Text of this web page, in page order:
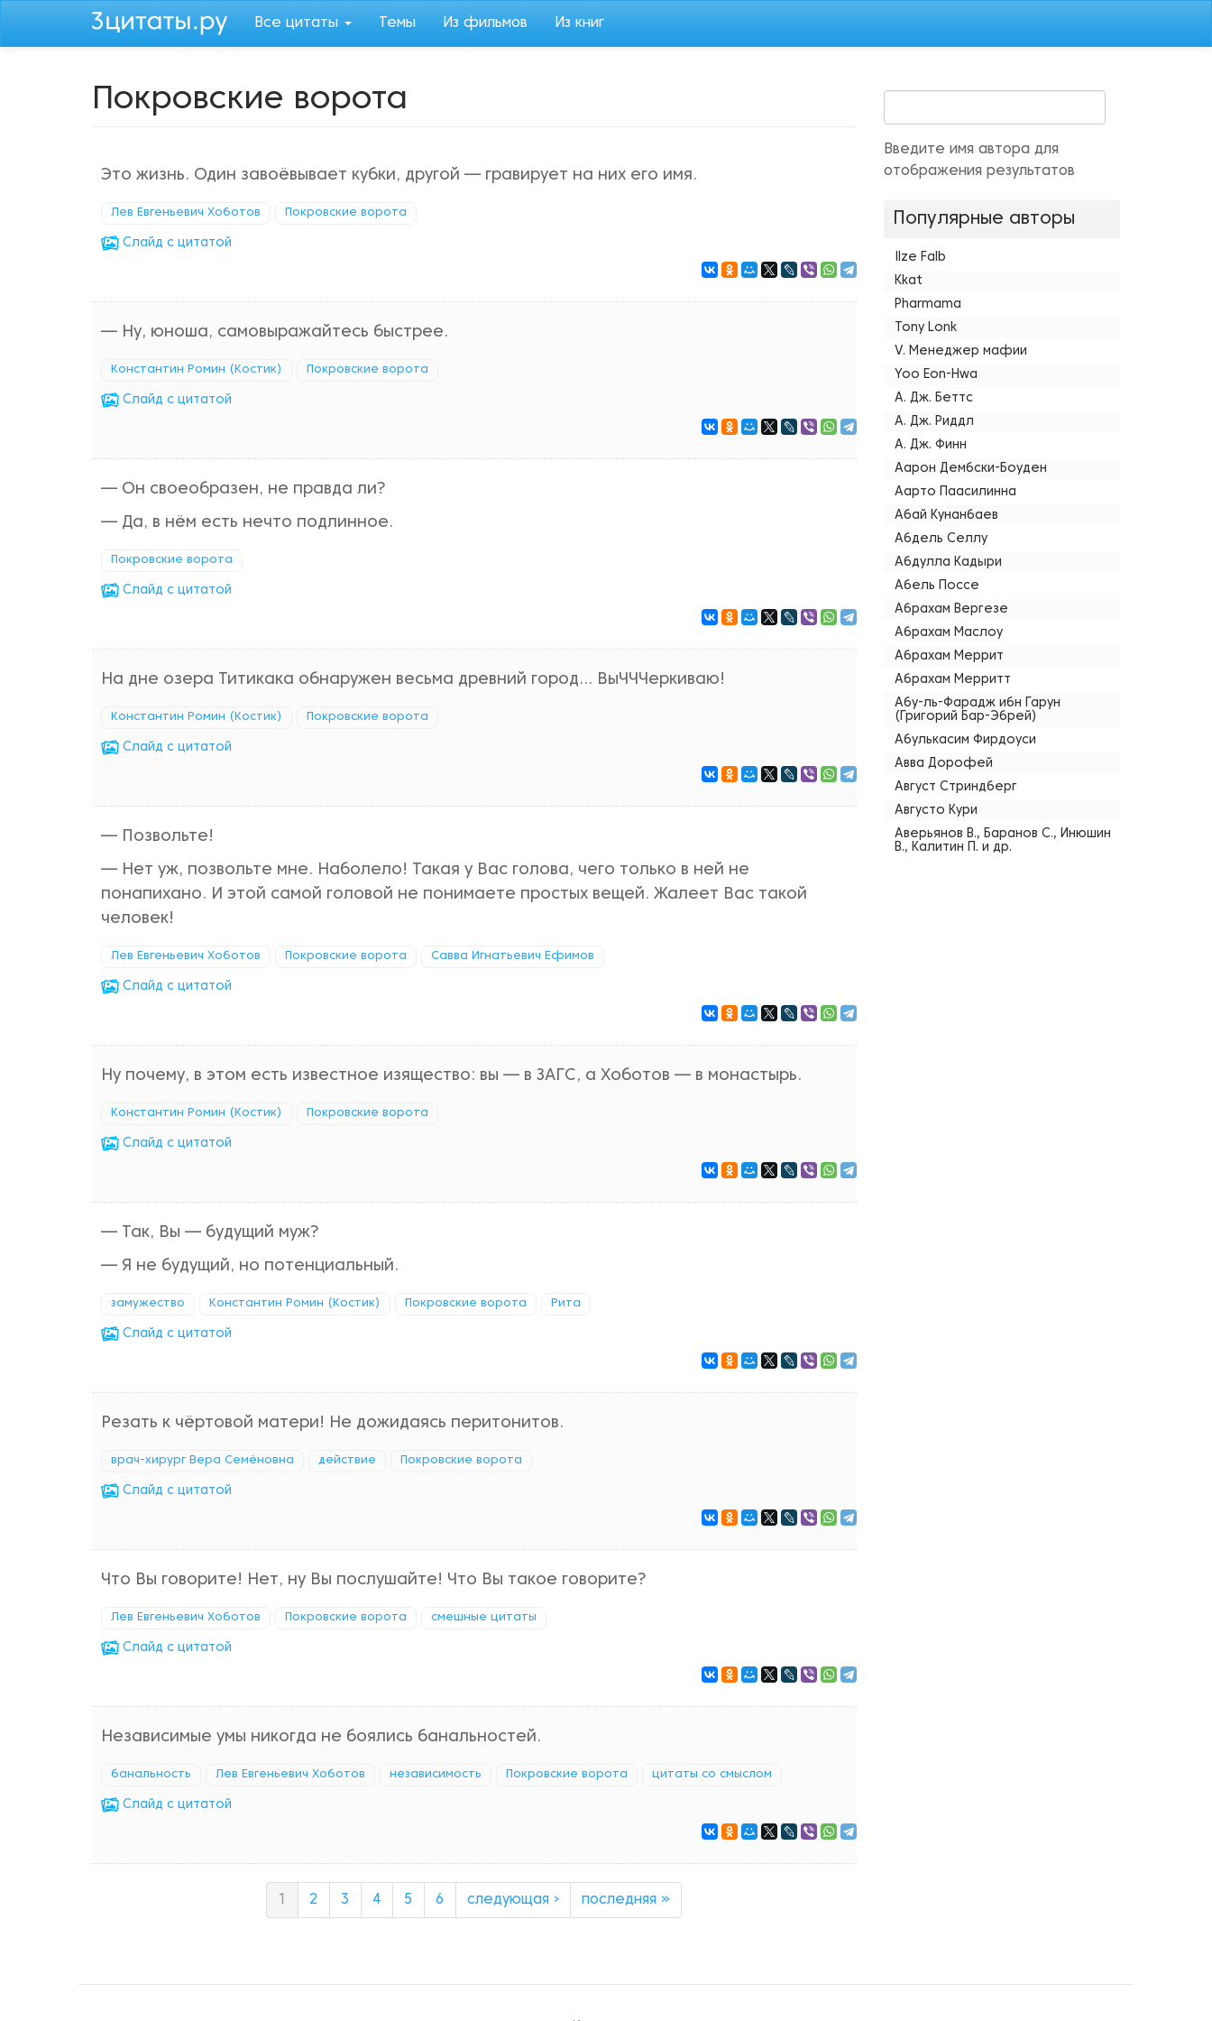
Все цитаты Темы Из фильмов Из книг
Покровские ворота
Это жизнь. Один завоёвывает кубки, другой — гравирует на них его имя.
Лев Евгеньевич Хоботов Покровские ворота
Cлайд с цитатой
— Ну, юноша, самовыражайтесь быстрее.
Константин Ромин (Костик) Покровские ворота
Cлайд с цитатой
— Он своеобразен, не правда ли?
— Да, в нём есть нечто подлинное.
Покровские ворота
Cлайд с цитатой
На дне озера Титикака обнаружен весьма древний город... ВыЧЧЧеркиваю!
Константин Ромин (Костик) Покровские ворота
Cлайд с цитатой
— Позвольте!
— Нет уж, позвольте мне. Наболело! Такая у Вас голова, чего только в ней не
понапихано. И этой самой головой не понимаете простых вещей. Жалеет Вас такой
человек!
Лев Евгеньевич Хоботов Покровские ворота Савва Игнатьевич Ефимов
Cлайд с цитатой
Ну почему, в этом есть известное изящество: вы — в ЗАГС, а Хоботов — в монастырь.
Константин Ромин (Костик) Покровские ворота
Cлайд с цитатой
— Так, Вы — будущий муж?
— Я не будущий, но потенциальный.
замужество Константин Ромин (Костик) Покровские ворота Рита
Cлайд с цитатой
Резать к чёртовой матери! Не дожидаясь перитонитов.
врач-хирург Вера Семёновна действие Покровские ворота
Cлайд с цитатой
Что Вы говорите! Нет, ну Вы послушайте! Что Вы такое говорите?
Лев Евгеньевич Хоботов Покровские ворота смешные цитаты
Cлайд с цитатой
Независимые умы никогда не боялись банальностей.
банальность Лев Евгеньевич Хоботов независимость Покровские ворота цитаты со смыслом
Cлайд с цитатой
2 3 4 5 6 следующая › последняя »
Введите имя автора для
отображения результатов
Популярные авторы
Ilze Falb
Kkat
Pharmama
Tony Lonk
V. Менеджер мафии
Yoo Eon-Hwa
А. Дж. Беттс
А. Дж. Риддл
А. Дж. Финн
Аарон Дембски-Боуден
Аарто Паасилинна
Абай Кунанбаев
Абдель Селлу
Абдулла Кадыри
Абель Поссе
Абрахам Вергезе
Абрахам Маслоу
Абрахам Меррит
Абрахам Мерритт
Абу-ль-Фарадж ибн Гарун
(Григорий Бар-Эбрей)
Абулькасим Фирдоуси
Авва Дорофей
Август Стриндберг
Августо Кури
Аверьянов В., Баранов С., Инюшин
В., Калитин П. и др.